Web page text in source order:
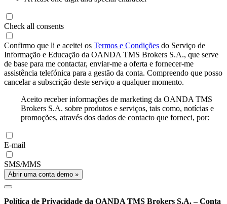
Check all consents
Confirmo que li e aceitei os Termos e Condições do Serviço de
Informação e Educação da OANDA TMS Brokers S.A., que serve
de base para me contactar, enviar-me a oferta e fornecer-me
assistência telefónica para a gestão da conta. Compreendo que posso
cancelar a subscrição deste serviço a qualquer momento.
Aceito receber informações de marketing da OANDA TMS
Brokers S.A. sobre produtos e serviços, tais como, notícias e
promoções, através dos dados de contacto que forneci, por:
E-mail
SMS/MMS
Abrir uma conta demo »
Política de Privacidade da OANDA TMS Brokers S.A. – Conta